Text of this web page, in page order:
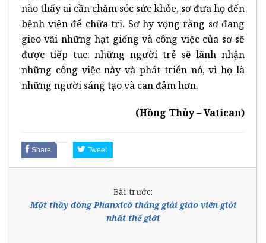
nào thấy ai cần chăm sóc sức khỏe, sơ đưa họ đến
bệnh viện để chữa trị. Sơ hy vọng rằng sơ đang
gieo vãi những hạt giống và công việc của sơ sẽ
được tiếp tuc: những người trẻ sẽ lãnh nhận
những công việc này và phát triển nó, vì họ là
những người sáng tạo và can đảm hơn.
(Hồng Thủy – Vatican)
Share Tweet
Bài trước:
Một thầy dòng Phanxicô thắng giải giáo viên giỏi
nhất thế giới